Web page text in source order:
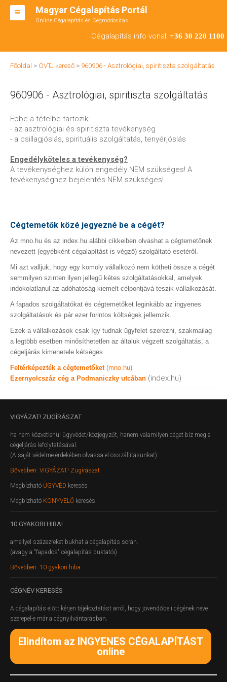
Magyar Cégalapítás Portál
Online Cégalapítás és Cégmódosítás
Cégalapítás info vonal: +36 30 220 1100
BT ALAPÍTÁS
CÉGMÓDOSÍTÁS
ÁTALAKULÁS
TEÁOR SZÁMOK '08
ENGEDÉLYKÖTELES
KAPCSOLAT
Főoldal > ÖVTJ kereső > 960906 - Asztrológiai, spiritiszta szolgáltatás
960906 - Asztrológiai, spiritiszta szolgáltatás
Ebbe a tételbe tartozik:
- az asztrológiai és spiritiszta tevékenység
- a csillagjóslás, spirituális szolgáltatás, tenyérjóslás
Engedélyköteles a tevékenység?
A tevékenységhez külön engedély NEM szükséges! A
tevékenységhez bejelentés NEM szükséges!
Cégtemetők közé jegyezné be a cégét?
Az mno.hu és az index.hu alábbi cikkeiben olvashat a cégtemetőnek
nevezett (egyébként cégalapítást is végző) szolgáltató esetéről.
Mi azt valljuk, hogy egy komoly vállalkozó nem kötheti össze a cégét
semmilyen szinten ilyen jellegű kétes szolgáltatásokkal, amelyek
indokolatlanul az adóhatóság kiemelt célpontjává teszik vállalkozását.
A fapados szolgáltatókat és cégtemetőket leginkább az ingyenes
szolgáltatások és pár ezer forintos költségek jellemzik.
Ezek a vállalkozások csak így tudnak ügyfelet szerezni, szakmailag
a legtöbb esetben minősíthetetlen az általuk végzett szolgáltatás, a
cégeljárás kimenetele kétséges.
Feltérképezték a cégtemetőket (mno.hu)
Ezernyolcszáz cég a Podmaniczky utcában (index.hu)
VIGYÁZAT! ZUGÍRÁSZAT
ha nem közvetlenül ügyvédet/közjegyzőt, hanem valamilyen céget bíz meg a
cégeljárás lefolytatásával.
(A saját védelme érdekében olvassa el összállításunkat)
Bővebben: VIGYÁZAT! Zugírászat
Megbízható ÜGYVÉD keresés
Megbízható KÖNYVELŐ keresés
10 GYAKORI HIBA!
amellyel százezreket bukhat a cégalapítás során.
(avagy a "fapados" cégalapítás buktatói)
Bővebben: 10 gyakori hiba
CÉGNÉV KERESÉS
A cégalapítás előtt kérjen tájékoztatást arról, hogy jövendőbeli cégének neve
szerepel-e már a cégnyilvántarásban.
Elindítom az INGYENES CÉGALAPÍTÁST
online